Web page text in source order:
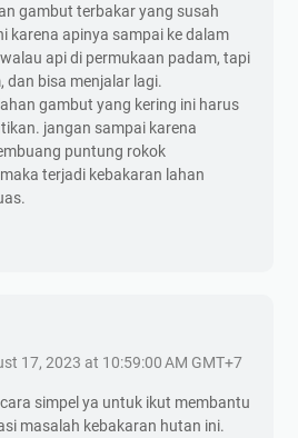
gambut terbakar yang susah
karena apinya sampai ke dalam
api di permukaan padam, tapi
dan bisa menjalar lagi.
gambut yang kering ini harus
jangan sampai karena
puntung rokok
terjadi kebakaran lahan
17, 2023 at 10:59:00 AM GMT+7
simpel ya untuk ikut membantu
masalah kebakaran hutan ini.